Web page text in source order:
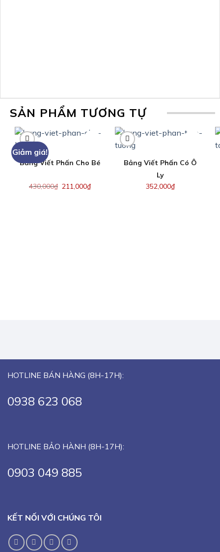
SẢN PHẨM TƯƠNG TỰ
Giảm giá!
Bảng Viết Phấn Cho Bé
430,000₫ 211,000₫
Bảng Viết Phấn Có Ô
Ly
352,000₫
HOTLINE BÁN HÀNG (8H-17H):
0938 623 068
HOTLINE BẢO HÀNH (8H-17H):
0903 049 885
KẾT NỐI VỚI CHÚNG TÔI